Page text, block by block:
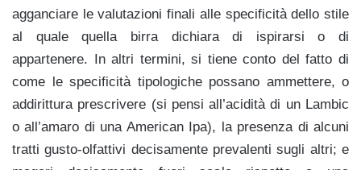
agganciare le valutazioni finali alle specificità dello stile
al quale quella birra dichiara di ispirarsi o di
appartenere. In altri termini, si tiene conto del fatto di
come le specificità tipologiche possano ammettere, o
addirittura prescrivere (si pensi all’acidità di un Lambic
o all’amaro di una American Ipa), la presenza di alcuni
tratti gusto-olfattivi decisamente prevalenti sugli altri; e